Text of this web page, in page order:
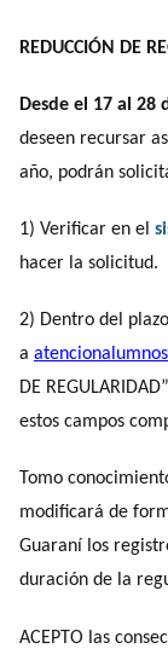
REDUCCIÓN DE
Desde el 17 al 28
deseen recursar
año, podrán
1) Verificar en el
hacer la solicitud.
2) Dentro del
a
DE
estos campos
Tomo
modificará de
Guaraní los
duración de la
ACEPTO las